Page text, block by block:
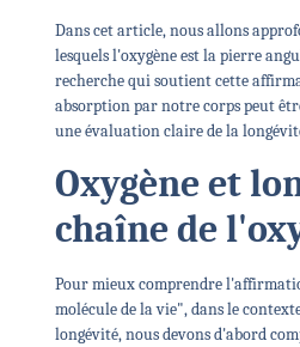
Dans cet article, nous allons
lesquels l'oxygène est la pierre
recherche qui soutient cette
absorption par notre corps peut
une évaluation claire de la
Oxygène et
chaîne de
Pour mieux comprendre
molécule de la vie", dans le
longévité, nous devons d'abord